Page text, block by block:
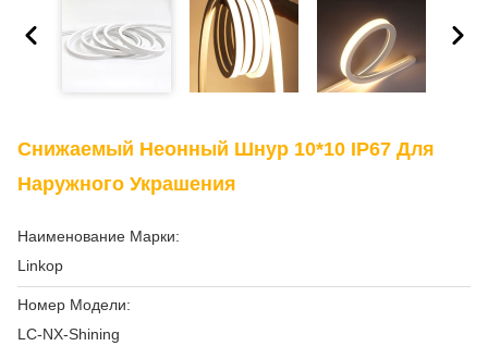
Снижаемый Неонный Шнур 10*10 IP67 Для
Наружного Украшения
Наименование Марки:
Linkop
Номер Модели:
LC-NX-Shining